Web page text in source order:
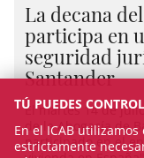
La decana
participa en
seguridad
Santander
El martes 14 de
de la Abogacía de
participado en el
TÚ PUEDES
En el ICAB
estrictamente